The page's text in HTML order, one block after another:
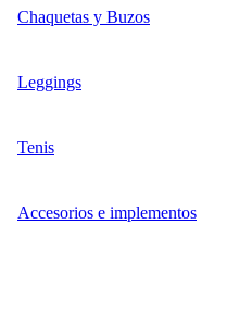
Chaquetas y Buzos
Leggings
Tenis
Accesorios e implementos